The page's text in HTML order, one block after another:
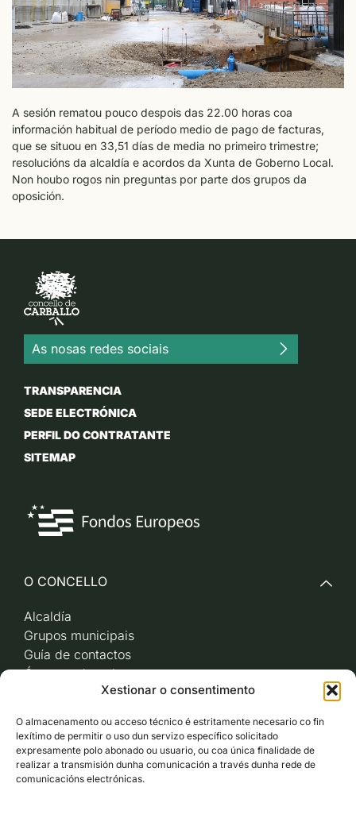
Xestionar o consentimento
O almacenamento ou acceso técnico é estritamente necesario co fin
lexítimo de permitir o uso dun servizo específico solicitado
expresamente polo abonado ou usuario, ou coa única finalidade de
realizar a transmisión dunha comunicación a través dunha rede de
comunicacións electrónicas.
A sesión rematou pouco despois das 22.00 horas coa
información habitual de período medio de pago de facturas,
que se situou en 33,51 días de media no primeiro trimestre;
resolucións da alcaldía e acordos da Xunta de Goberno Local.
Non houbo rogos nin preguntas por parte dos grupos da
oposición.
As nosas redes sociais
TRANSPARENCIA
SEDE ELECTRÓNICA
PERFIL DO CONTRATANTE
SITEMAP
O CONCELLO
Alcaldía
Grupos municipais
Guía de contactos
Órganos de goberno
Acceso a videoactas
xunta de goberno local
Imaxe corporativa
CARBALLO AO DÍA